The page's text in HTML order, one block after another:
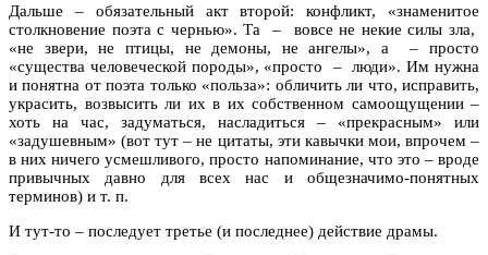
Дальше – обязательный акт второй: конфликт, «знаменитое
столкновение поэта с чернью». Та – вовсе не некие силы зла,
«не звери, не птицы, не демоны, не ангелы», а – просто
«существа человеческой породы», «просто – люди». Им нужна
и понятна от поэта только «польза»: обличить ли что, исправить,
украсить, возвысить ли их в их собственном самоощущении –
хоть на час, задуматься, насладиться – «прекрасным» или
«задушевным» (вот тут – не цитаты, эти кавычки мои, впрочем –
в них ничего усмешливого, просто напоминание, что это – вроде
привычных давно для всех нас и общезначимо-понятных
терминов) и т. п.
И тут-то – последует третье (и последнее) действие драмы.